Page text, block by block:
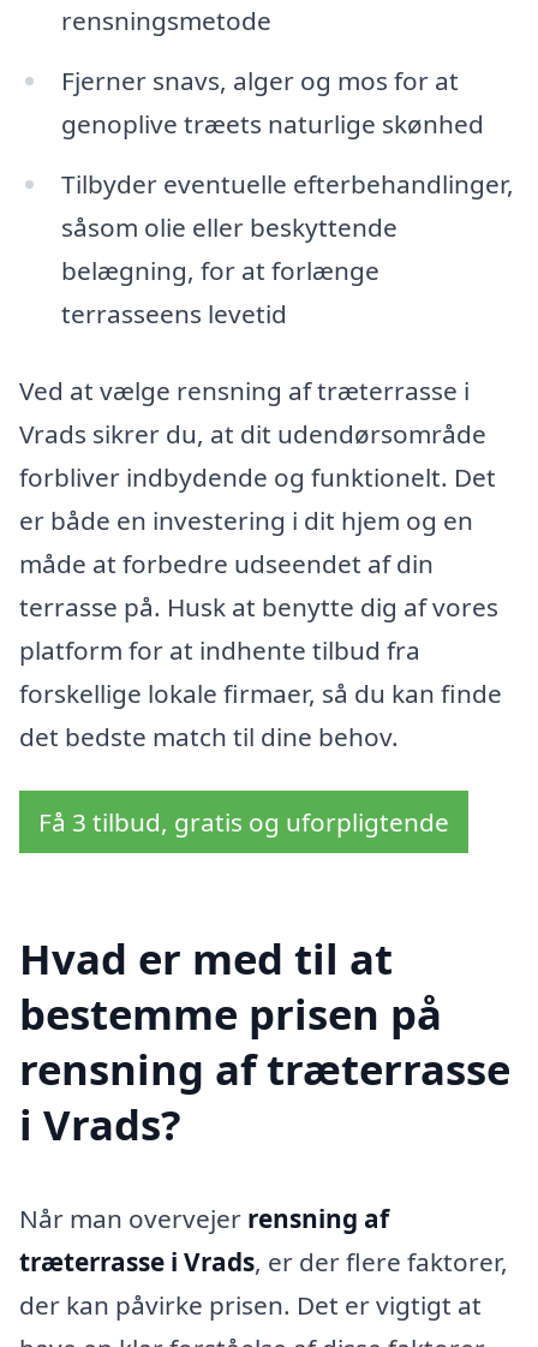
rensningsmetode
Fjerner snavs, alger og mos for at
genoplive træets naturlige skønhed
Tilbyder eventuelle efterbehandlinger,
såsom olie eller beskyttende
belægning, for at forlænge
terrasseens levetid
Ved at vælge rensning af træterrasse i
Vrads sikrer du, at dit udendørsområde
forbliver indbydende og funktionelt. Det
er både en investering i dit hjem og en
måde at forbedre udseendet af din
terrasse på. Husk at benytte dig af vores
platform for at indhente tilbud fra
forskellige lokale firmaer, så du kan finde
det bedste match til dine behov.
Få 3 tilbud, gratis og uforpligtende
Hvad er med til at
bestemme prisen på
rensning af træterrasse
i Vrads?
Når man overvejer rensning af
træterrasse i Vrads, er der flere faktorer,
der kan påvirke prisen. Det er vigtigt at